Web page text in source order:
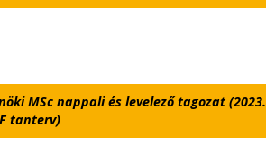
MSc nappali és levelező tagozat (2023.
tanterv)